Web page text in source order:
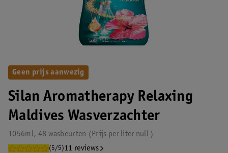
Silan Aromatherapy Relaxing
Maldives Wasverzachter
1056ml, 48 wasbeurten null
Prijs per liter
(5/5)11 reviews
Geen prijs aanwezig